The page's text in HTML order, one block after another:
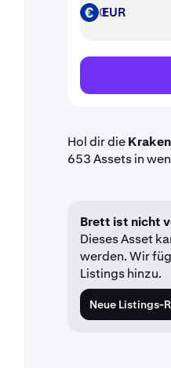
EUR EUR
Hol dir die
653 Assets in
Brett ist nicht
Dieses Asset
werden. Wir
Listings hinzu.
Neue Listings-